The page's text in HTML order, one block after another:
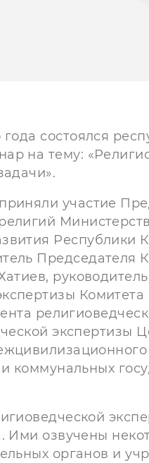
года состоялся
на тему:
участие
Республики
Председателя
экспертизы
коммунальных
Ими озвучены
органов и